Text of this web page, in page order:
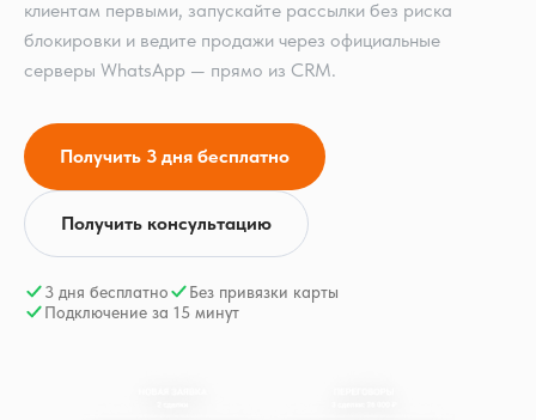
клиентам первыми, запускайте рассылки без риска
блокировки и ведите продажи через официальные
серверы WhatsApp — прямо из CRM.
Получить 3 дня бесплатно
Получить консультацию
3 дня бесплатно
Без привязки карты
Подключение за 15 минут